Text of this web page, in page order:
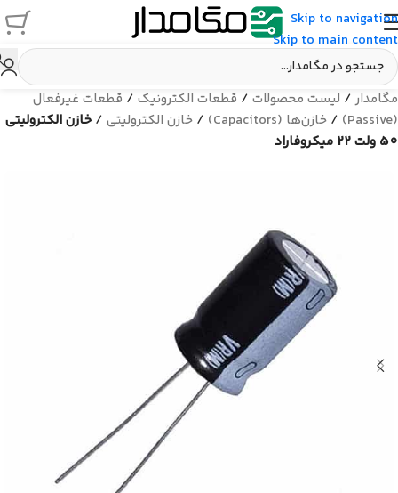
Skip to navigation
Skip to main content
مگامدار/ لیست محصولات / قطعات الکترونیک / قطعات غیرفعال
(Passive)
/ خازن‌ها (Capacitors) / خازن الکترولیتی / خازن الکترولیتی
50 ولت 22 میکروفاراد